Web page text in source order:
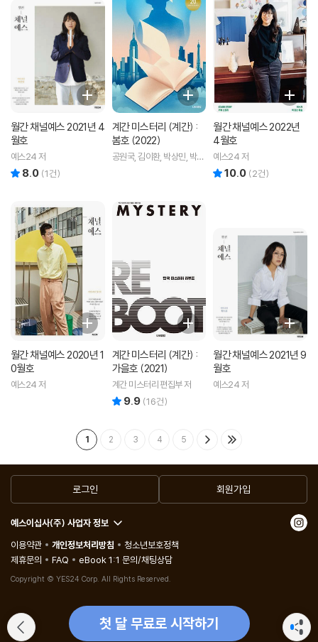
월간 채널예스 2021년 4
월호
예스24 저
8.0 (1건)
계간 미스터리 (계간) :
봄호 (2022)
공원국, 김이환, 박상민, 박소
월간 채널예스 2022년
4월호
예스24 저
10.0 (2건)
월간 채널예스 2020년 1
0월호
예스24 저
계간 미스터리 (계간) :
가을호 (2021)
계간 미스터리 편집부 저
9.9 (16건)
월간 채널예스 2021년 9
월호
예스24 저
1 2 3 4 5
첫 달 무료로 시작하기
로그인 회원가입
예스이십사(주) 사업자 정보
이용약관
개인정보처리방침
청소년보호정책
제휴문의
FAQ eBook 1:1 문의/채팅상담
Copyright © YES24 Corp. All Rights Reserved.